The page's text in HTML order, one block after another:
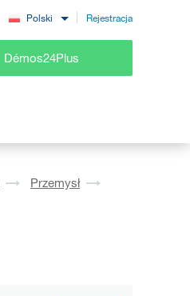
Polski Rejestracja
Démos24Plus
Przemysł